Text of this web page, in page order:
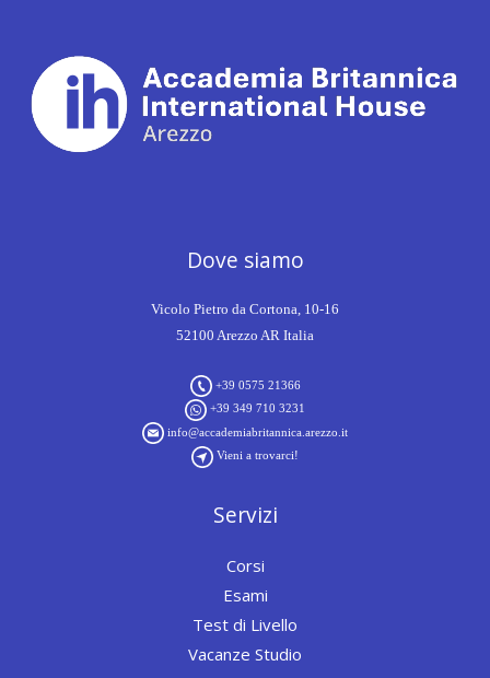
Dove siamo
Vicolo Pietro da Cortona, 10-16
52100 Arezzo AR Italia
+39 0575 21366
+39 349 710 3231
info@accademiabritannica.arezzo.it
Vieni a trovarci!
Servizi
Corsi
Esami
Test di Livello
Vacanze Studio